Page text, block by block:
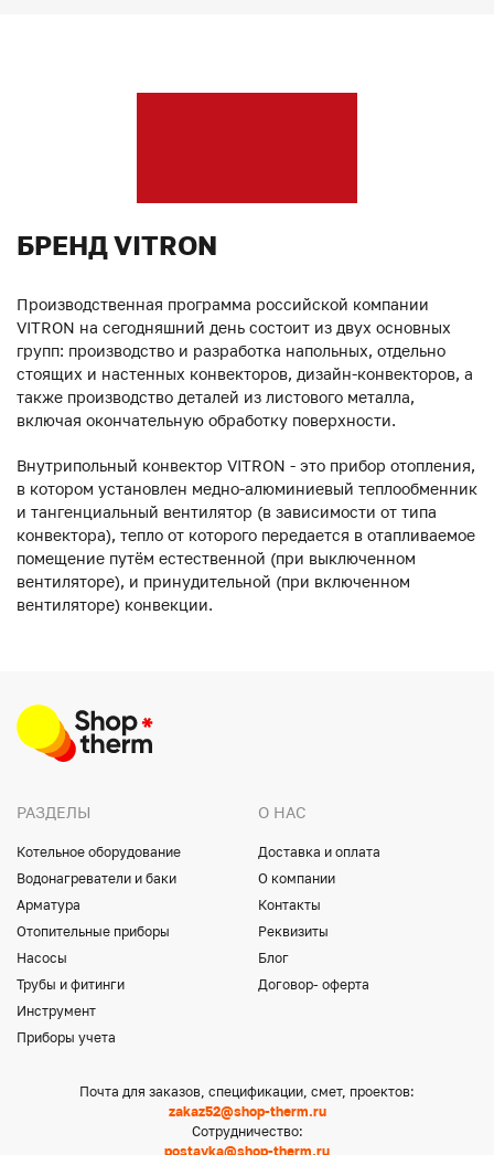
БРЕНД VITRON
Производственная программа российской компании
VITRON на сегодняшний день состоит из двух основных
групп: производство и разработка напольных, отдельно
стоящих и настенных конвекторов, дизайн-конвекторов, а
также производство деталей из листового металла,
включая окончательную обработку поверхности.
Внутрипольный конвектор VITRON - это прибор отопления,
в котором установлен медно-алюминиевый теплообменник
и тангенциальный вентилятор (в зависимости от типа
конвектора), тепло от которого передается в отапливаемое
помещение путём естественной (при выключенном
вентиляторе), и принудительной (при включенном
вентиляторе) конвекции.
РАЗДЕЛЫ
Котельное оборудование
Водонагреватели и баки
Арматура
Отопительные приборы
Насосы
Трубы и фитинги
Инструмент
Приборы учета
О НАС
Доставка и оплата
О компании
Контакты
Реквизиты
Блог
Договор- оферта
Почта для заказов, спецификации, смет, проектов:
zakaz52@shop-therm.ru
Сотрудничество:
postavka@shop-therm.ru